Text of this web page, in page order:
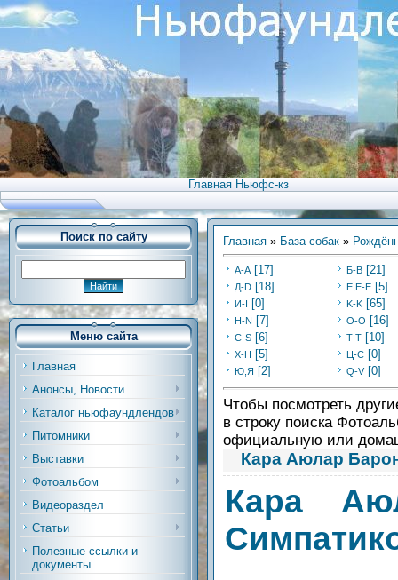
Главная Ньюфс-кз
Поиск по сайту
Меню сайта
Главная
Анонсы, Новости
Каталог ньюфаундлендов
Питомники
Выставки
Фотоальбом
Видеораздел
Статьи
Полезные ссылки и
документы
Главная » База собак »
А-А [17] Б-В [21]
Д-D [18] Е,Ё-Е [5]
И-I [0] K-K [65]
Н-N [7] O-O [16]
C-S [6] T-T [10]
Х-H [5] Ц-C [0]
Ю,Я [2] Q-V [0]
Чтобы посмотреть
в строку поиска
официальную или
Кара Аюлар
Кара